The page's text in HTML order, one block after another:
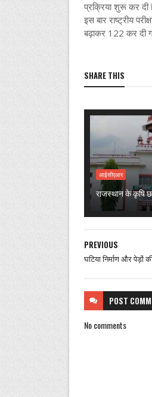
प्रक्रिया शुरू कर दी
इस बार राष्ट्रीय
बढ़ाकर 122 कर दी
SHARE THIS
आईसीएआर
राजस्थान के कृषि
PREVIOUS
घटिया निर्माण और
POST
No comments